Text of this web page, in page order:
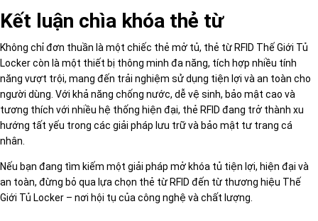
Kết luận chìa khóa thẻ từ
Không chỉ đơn thuần là một chiếc thẻ mở tủ, thẻ từ RFID Thế Giới Tủ
Locker còn là một thiết bị thông minh đa năng, tích hợp nhiều tính
năng vượt trội, mang đến trải nghiệm sử dụng tiện lợi và an toàn cho
người dùng. Với khả năng chống nước, dễ vệ sinh, bảo mật cao và
tương thích với nhiều hệ thống hiện đại, thẻ RFID đang trở thành xu
hướng tất yếu trong các giải pháp lưu trữ và bảo mật tư trang cá
nhân.
Nếu bạn đang tìm kiếm một giải pháp mở khóa tủ tiện lợi, hiện đại và
an toàn, đừng bỏ qua lựa chọn thẻ từ RFID đến từ thương hiệu Thế
Giới Tủ Locker – nơi hội tụ của công nghệ và chất lượng.